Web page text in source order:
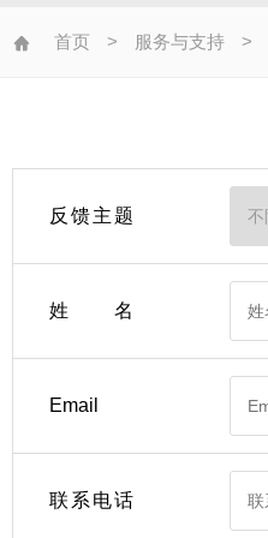
首页 > 服务与支持 >
反馈主题
姓名
Email
联系电话